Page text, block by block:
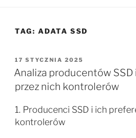
TAG: ADATA SSD
OPUBLIKOWANE
W
17 STYCZNIA 2025
Analiza producentów SSD
przez nich kontrolerów
1. Producenci SSD i ich
kontrolerów